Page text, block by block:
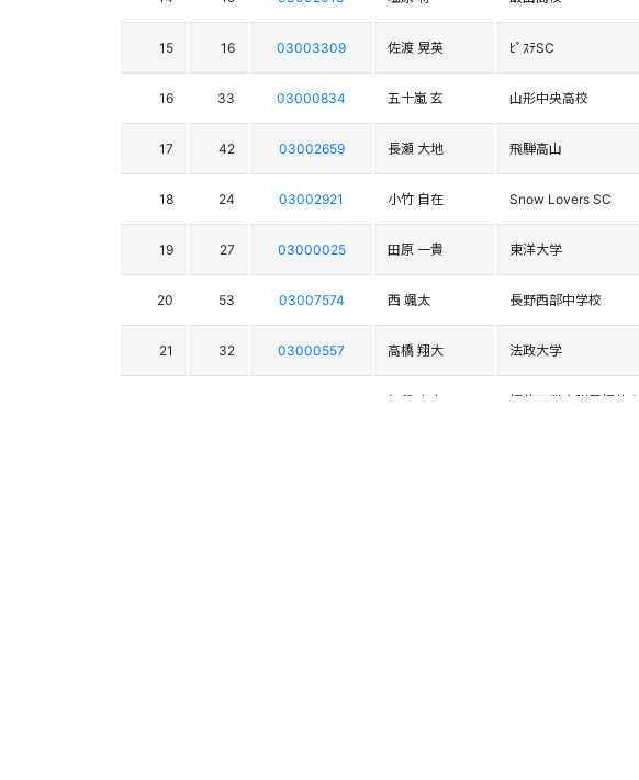
15 16 03003309 佐渡 晃英 ﾋﾟｽﾃSC
16 33 03000834 五十嵐 玄 山形中央高校
17 42 03002659 長瀬 大地 飛騨高山
18 24 03002921 小竹 自在 Snow Lovers SC
19 27 03000025 田原 一貴 東洋大学
20 53 03007574 西 颯太 長野西部中学校
21 32 03000557 高橋 翔大 法政大学
加藤 克彦 福井工業大附属福井高